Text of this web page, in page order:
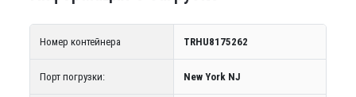
Номер контейнера TRHU8175262
Порт погрузки: New York NJ